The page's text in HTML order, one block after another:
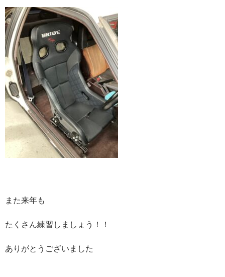
また来年も
たくさん練習しましょう！！
ありがとうございました